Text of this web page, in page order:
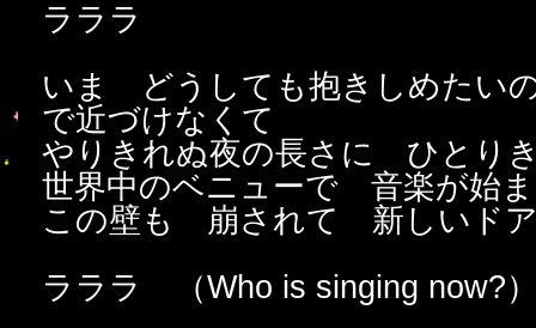
ラララ
いま どうしても抱きしめたい
で近づけなくて
やりきれぬ夜の長さに ひとり
世界中のベニューで 音楽が始
この壁も 崩されて 新しいド
ラララ （Who is singing now?